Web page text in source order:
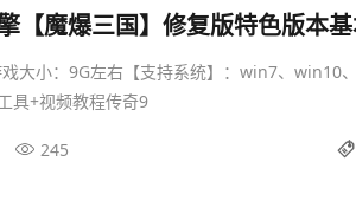
大小：9G左右【支持系统】：win7、win10
具+视频教程传奇9
245